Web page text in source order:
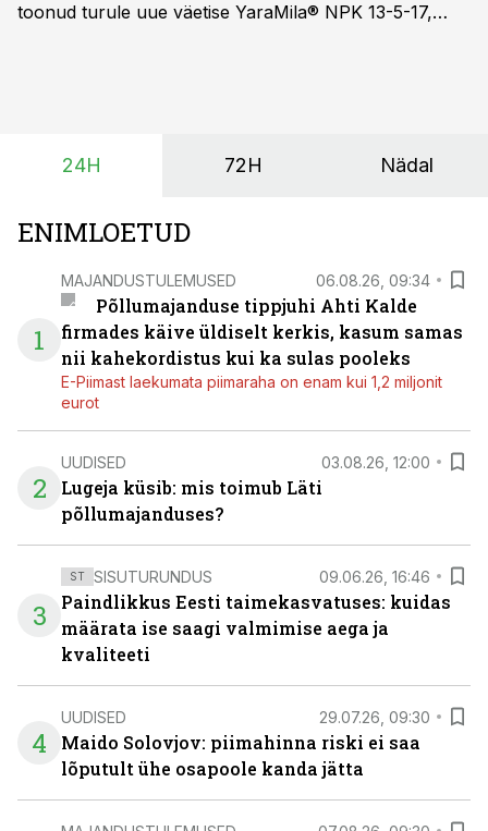
toonud turule uue väetise YaraMila® NPK 13-5-17,
24H 72H Nädal
ENIMLOETUD
1
MAJANDUSTULEMUSED 06.08.26, 09:34
Põllumajanduse tippjuhi Ahti Kalde
firmades käive üldiselt kerkis, kasum samas
nii kahekordistus kui ka sulas pooleks
E-Piimast laekumata piimaraha on enam kui 1,2 miljonit
eurot
2
UUDISED 03.08.26, 12:00
Lugeja küsib: mis toimub Läti
põllumajanduses?
3
ST SISUTURUNDUS 09.06.26, 16:46
Paindlikkus Eesti taimekasvatuses: kuidas
määrata ise saagi valmimise aega ja
kvaliteeti
4
UUDISED 29.07.26, 09:30
Maido Solovjov: piimahinna riski ei saa
lõputult ühe osapoole kanda jätta